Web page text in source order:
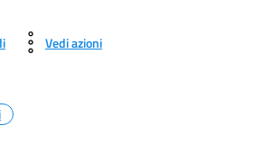
Vedi azioni